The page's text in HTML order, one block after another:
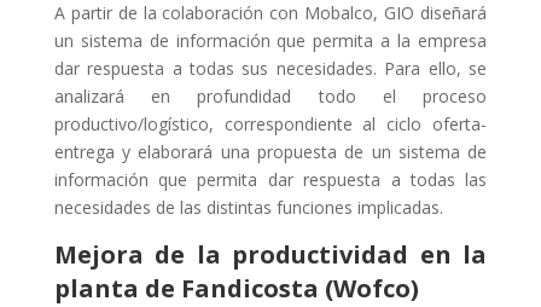
A partir de la colaboración con Mobalco, GIO diseñará
un sistema de información que permita a la empresa
dar respuesta a todas sus necesidades. Para ello, se
analizará en profundidad todo el proceso
productivo/logístico, correspondiente al ciclo oferta-
entrega y elaborará una propuesta de un sistema de
información que permita dar respuesta a todas las
necesidades de las distintas funciones implicadas.
Mejora de la productividad en la
planta de Fandicosta (Wofco)